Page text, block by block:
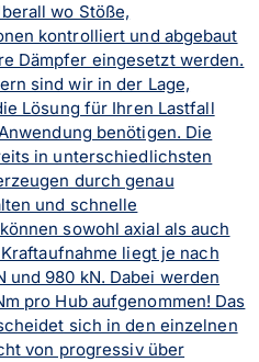
wo Stöße,
kontrolliert und abgebaut
Dämpfer eingesetzt werden.
sind wir in der Lage,
Lösung für Ihren Lastfall
benötigen. Die
in unterschiedlichsten
durch genau
und schnelle
sowohl axial als auch
liegt je nach
und 980 kN. Dabei werden
pro Hub aufgenommen! Das
sich in den einzelnen
von progressiv über